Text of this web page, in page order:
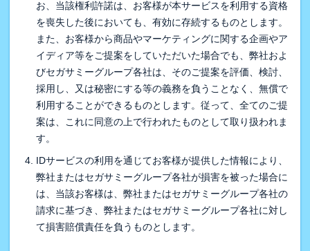
お、当該権利許諾は、お客様が本サービスを利用する資格
を喪失した後においても、有効に存続するものとします。
また、お客様から商品やマーケティングに関する企画やア
イディア等をご提案をしていただいた場合でも、弊社およ
びセガサミーグループ各社は、そのご提案を評価、検討、
採用し、又は秘密にする等の義務を負うことなく、無償で
利用することができるものとします。従って、全てのご提
案は、これに同意の上で行われたものとして取り扱われま
す。
IDサービスの利用を通じてお客様が提供した情報により、
弊社またはセガサミーグループ各社が損害を被った場合に
は、当該お客様は、弊社またはセガサミーグループ各社の
請求に基づき、弊社またはセガサミーグループ各社に対し
て損害賠償責任を負うものとします。